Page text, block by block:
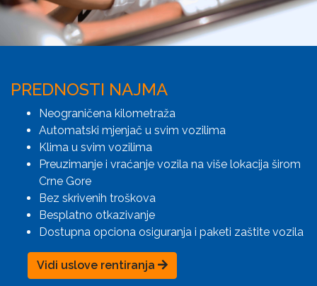
PREDNOSTI NAJMA
Neograničena kilometraža
Automatski mjenjač u svim vozilima
Klima u svim vozilima
Preuzimanje i vraćanje vozila na više lokacija širom
Crne Gore
Bez skrivenih troškova
Besplatno otkazivanje
Dostupna opciona osiguranja i paketi zaštite vozila
Vidi uslove rentiranja